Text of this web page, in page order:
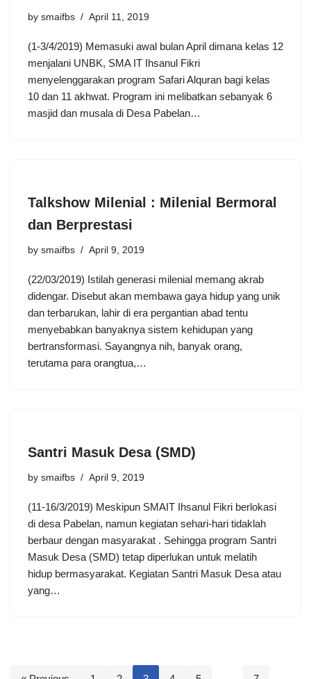
by smaifbs April 11, 2019
(1-3/4/2019) Memasuki awal bulan April dimana kelas 12
menjalani UNBK, SMA IT Ihsanul Fikri
menyelenggarakan program Safari Alquran bagi kelas
10 dan 11 akhwat. Program ini melibatkan sebanyak 6
masjid dan musala di Desa Pabelan…
Talkshow Milenial : Milenial Bermoral
dan Berprestasi
by smaifbs April 9, 2019
(22/03/2019) Istilah generasi milenial memang akrab
didengar. Disebut akan membawa gaya hidup yang unik
dan terbarukan, lahir di era pergantian abad tentu
menyebabkan banyaknya sistem kehidupan yang
bertransformasi. Sayangnya nih, banyak orang,
terutama para orangtua,…
Santri Masuk Desa (SMD)
by smaifbs April 9, 2019
(11-16/3/2019) Meskipun SMAIT Ihsanul Fikri berlokasi
di desa Pabelan, namun kegiatan sehari-hari tidaklah
berbaur dengan masyarakat . Sehingga program Santri
Masuk Desa (SMD) tetap diperlukan untuk melatih
hidup bermasyarakat. Kegiatan Santri Masuk Desa atau
yang…